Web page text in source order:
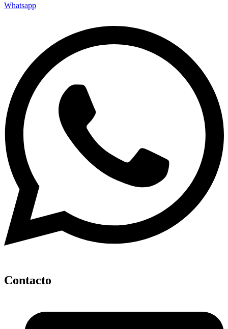
Whatsapp
Contacto